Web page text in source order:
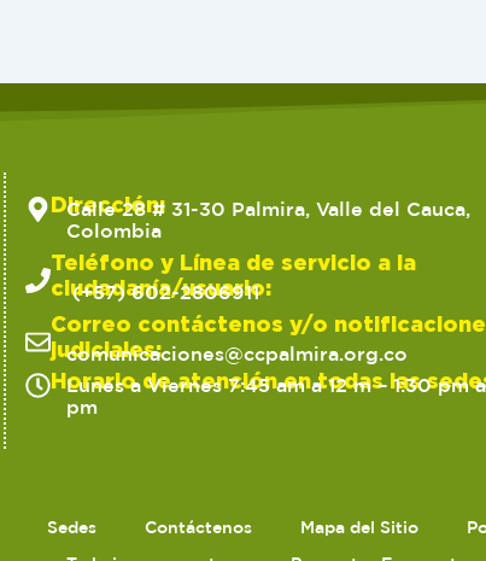
Dirección:
Calle 28 # 31-30 Palmira, Valle del Cauca,
Colombia
Teléfono y Línea de servicio a la
ciudadanía/usuario:
(+57) 602-2806911
Correo contáctenos y/o
judiciales:
comunicaciones@ccpalmira.org.co
Horario de atención en todas las
Lunes a Viernes 7:45 am a 12 m – 1:30 pm
pm
Sedes Contáctenos Mapa del Sitio